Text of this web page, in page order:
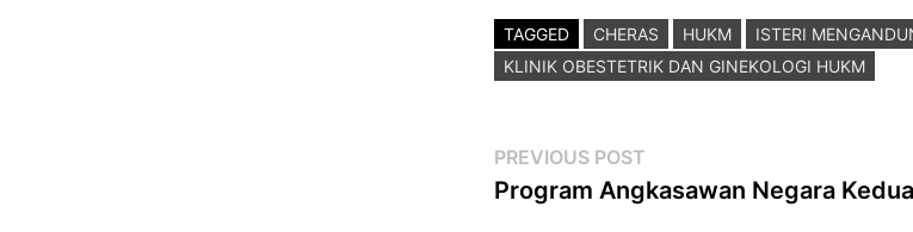
TAGGED CHERAS HUKM ISTERI
KLINIK OBESTETRIK DAN GINEKOLOGI HUKM
Post
navigation
PREVIOUS POST
post:
Program Angkasawan Negara